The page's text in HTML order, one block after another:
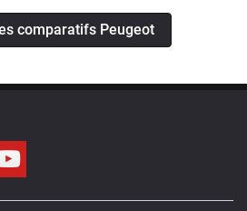
comparatifs Peugeot